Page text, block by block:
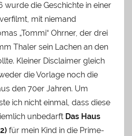
wurde die Geschichte in einer
mit niemand
„Tommi“ Ohrner, der drei
Thaler sein Lachen an den
Kleiner Disclaimer gleich
die Vorlage noch die
den 70er Jahren. Um
ich nicht einmal, dass diese
unbedarft Das Haus
für mein Kind in die Prime-